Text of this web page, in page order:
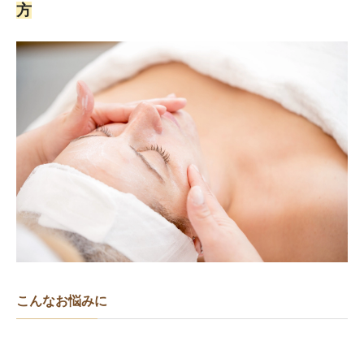
方
こんなお悩みに